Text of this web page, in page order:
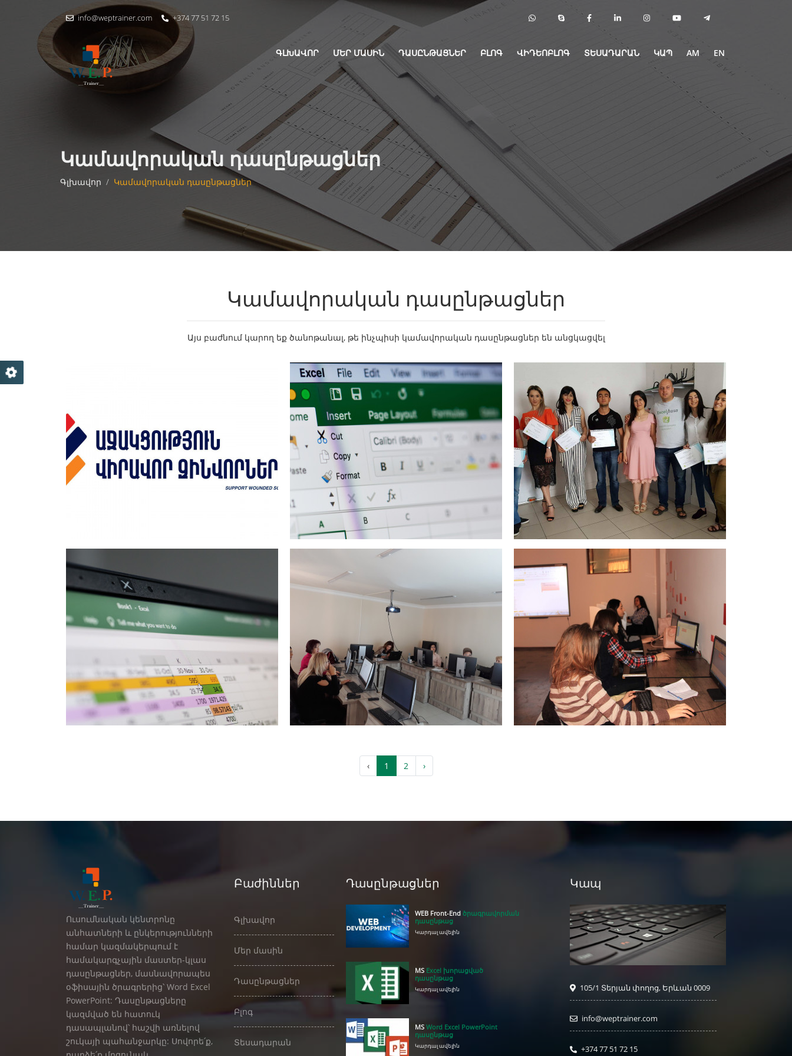
info@weptrainer.com +374 77 51 72 15
ԳԼԽԱՎՈՐ ՄԵՐ ՄԱՍԻՆ ԴԱՍԸՆԹԱՑՆԵՐ ԲԼՈԳ ՎԻԴԵՈԲԼՈԳ ՏԵՍԱԴԱՐԱՆ ԿԱՊ AM EN
Կամավորական դասընթացներ
Գլխավոր / Կամավորական դասընթացներ
Կամավորական դասընթացներ
Այս բաժնում կարող եք ծանոթանալ, թե ինչպիսի կամավորական դասընթացներ են անցկացվել
‹ 1 2 ›
Ուսումնական կենտրոնը
անհատների և ընկերությունների
համար կազմակերպում է
համակարգչային մաստեր-կլաս
դասընթացներ, մասնավորապես
օֆիսային ծրագրերից՝ Word Excel
PowerPoint: Դասընթացները
կազմված են հատուկ
դասապլանով՝ հաշվի առնելով
շուկայի պահանջարկը: Սովորե՛ք,
Բաժիններ
Գլխավոր
Մեր մասին
Դասընթացներ
Բլոգ
Տեսադարան
Դասընթացներ
WEB Front-End ծրագրավորման
դասընթաց
Կարդալ ավելին
MS Excel խորացված
դասընթաց
Կարդալ ավելին
MS Word Excel PowerPoint
դասընթաց
Կարդալ ավելին
Կապ
105/1 Տերյան փողոց, Երևան 0009
info@weptrainer.com
+374 77 51 72 15